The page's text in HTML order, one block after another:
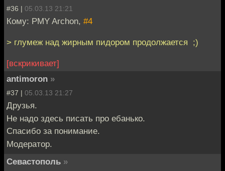
#36 | 05.03.13 21:21
Кому: PMY Archon, #4
> глумеж над жирным пидором продолжается ;)
[вскрикивает]
antimoron »
#37 | 05.03.13 21:27
Друзья.
Не надо здесь писать про ебанько.
Спасибо за понимание.
Модератор.
Севастополь »